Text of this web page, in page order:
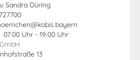
Sandra Düring
07:00 Uhr - 19:00 Uhr
13